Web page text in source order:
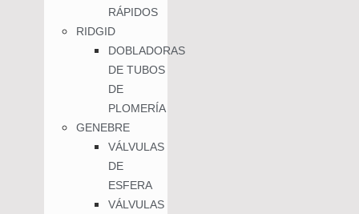
RÁPIDOS
RIDGID
DOBLADORAS
DE TUBOS
DE
PLOMERÍA
GENEBRE
VÁLVULAS
DE
ESFERA
VÁLVULAS